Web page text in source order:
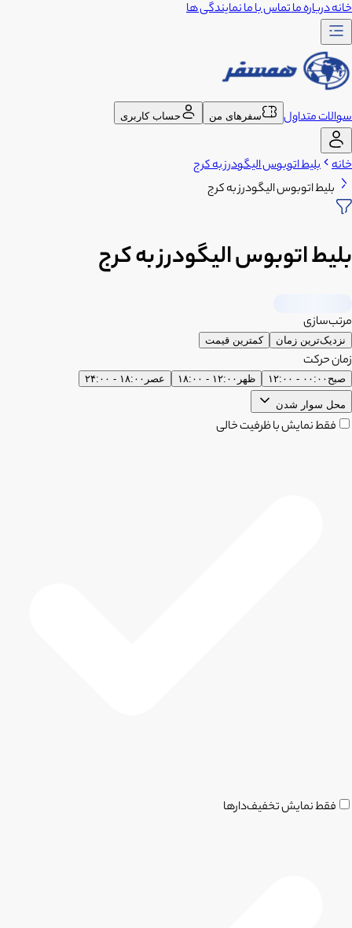
خانهدرباره ماتماس با مانمایندگی ها
سوالات متداول سفرهای من حساب کاربری
خانه بلیط اتوبوس الیگودرز به کرج
بلیط اتوبوس الیگودرز به کرج
بلیط اتوبوس الیگودرز به کرج
مرتب‌سازی
نزدیک‌ترین زمان کمترین قیمت
زمان حرکت
صبح ۰۰:۰۰ - ۱۲:۰۰ ظهر ۱۲:۰۰ - ۱۸:۰۰ عصر ۱۸:۰۰ - ۲۴:۰۰
محل سوار شدن
فقط نمایش با ظرفیت خالی
فقط نمایش تخفیف‌دارها